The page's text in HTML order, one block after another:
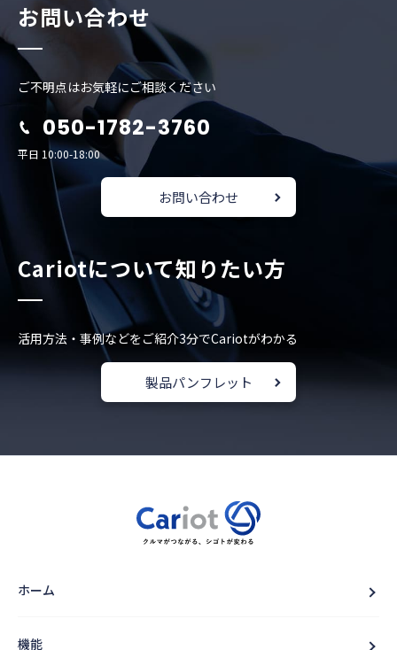
お問い合わせ
ご不明点はお気軽にご相談ください
050-1782-3760
平日 10:00-18:00
お問い合わせ
Cariotについて知りたい方
活用方法・事例などをご紹介3分でCariotがわかる
製品パンフレット
ホーム
機能